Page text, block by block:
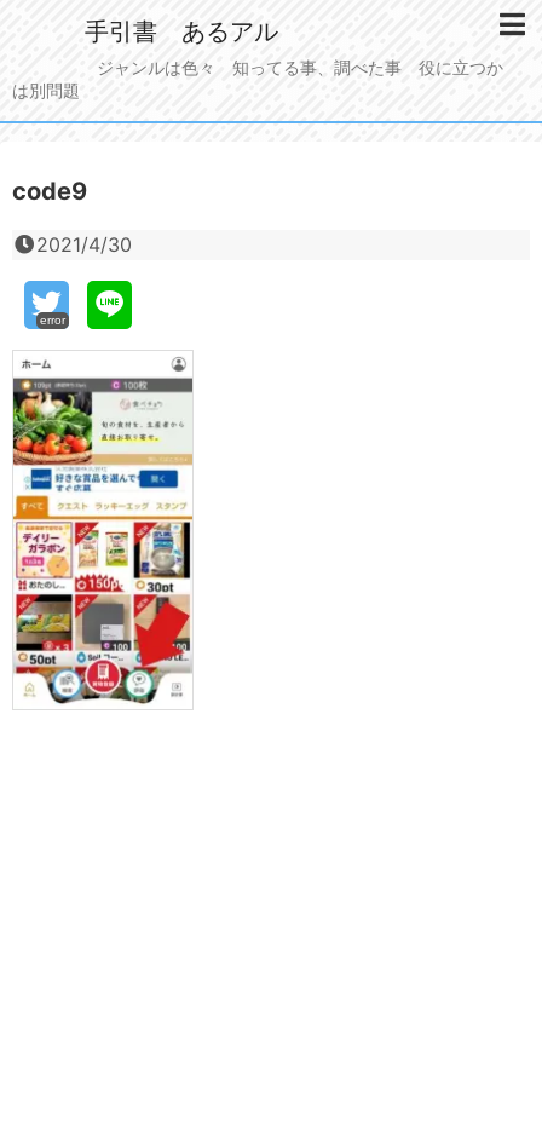
手引書 あるアル
ジャンルは色々 知ってる事、調べた事 役に立つか
は別問題
code9
2021/4/30
error